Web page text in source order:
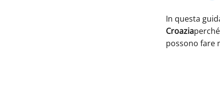
In questa
Croazia
possono fare